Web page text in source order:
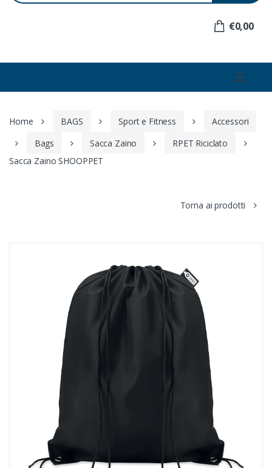
€0,00
☰
Home BAGS Sport e Fitness
Accessori
Bags
Sacca Zaino
RPET Riciclato
Sacca Zaino SHOOPPET
Torna ai prodotti